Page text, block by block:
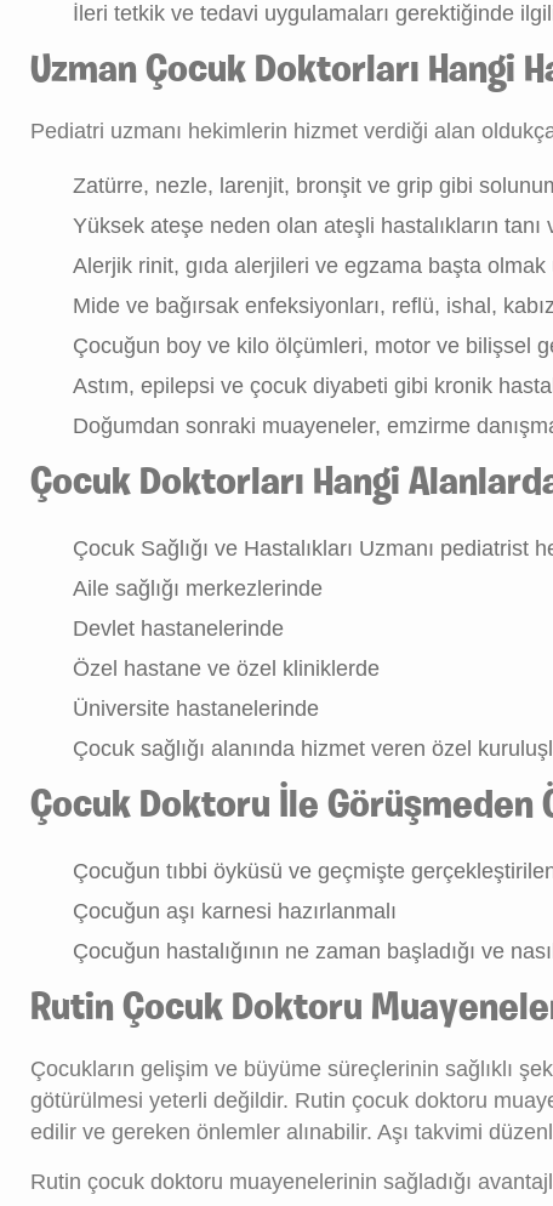
İleri tetkik ve tedavi uygulamaları gerektiğinde
Uzman Çocuk Doktorları Hangi
Pediatri uzmanı hekimlerin hizmet verdiği alan
Zatürre, nezle, larenjit, bronşit ve grip gibi
Yüksek ateşe neden olan ateşli hastalıkların tanı
Alerjik rinit, gıda alerjileri ve egzama başta
Mide ve bağırsak enfeksiyonları, reflü, ishal,
Çocuğun boy ve kilo ölçümleri, motor ve bilişsel
Astım, epilepsi ve çocuk diyabeti gibi kronik
Doğumdan sonraki muayeneler, emzirme
Çocuk Doktorları Hangi
Çocuk Sağlığı ve Hastalıkları Uzmanı pediatrist
Aile sağlığı merkezlerinde
Devlet hastanelerinde
Özel hastane ve özel kliniklerde
Üniversite hastanelerinde
Çocuk sağlığı alanında hizmet veren özel
Çocuk Doktoru İle Görüşmeden
Çocuğun tıbbi öyküsü ve geçmişte
Çocuğun aşı karnesi hazırlanmalı
Çocuğun hastalığının ne zaman başladığı ve
Rutin Çocuk Doktoru
Çocukların gelişim ve büyüme süreçlerinin sağlıklı
götürülmesi yeterli değildir. Rutin çocuk doktoru
edilir ve gereken önlemler alınabilir. Aşı takvimi
Rutin çocuk doktoru muayenelerinin sağladığı